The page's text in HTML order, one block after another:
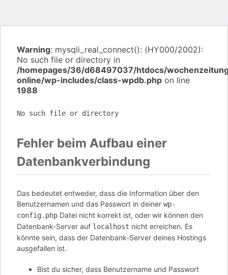
Warning: mysqli_real_connect(): (HY000/2002):
No such file or directory in
/homepages/36/d68497037/htdocs/
online/wp-includes/class-wpdb.php on line
1988
No such file or directory
Fehler beim Aufbau einer
Datenbankverbindung
Das bedeutet entweder, dass die Information über den
Benutzernamen und das Passwort in deiner wp-
config.php Datei nicht korrekt ist, oder wir können den
Datenbank-Server auf localhost nicht erreichen. Es
könnte sein, dass der Datenbank-Server deines Hostings
ausgefallen ist.
Bist du sicher, dass Benutzername und Passwort